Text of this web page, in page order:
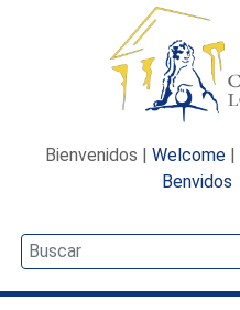
Bienvenidos | Welcome |
Benvidos